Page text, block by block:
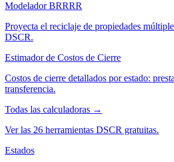
Modelador BRRRR
Proyecta el reciclaje de propiedades
DSCR.
Estimador de Costos de Cierre
Costos de cierre detallados por estado:
transferencia.
Todas las calculadoras →
Ver las 26 herramientas DSCR gratuitas.
Estados